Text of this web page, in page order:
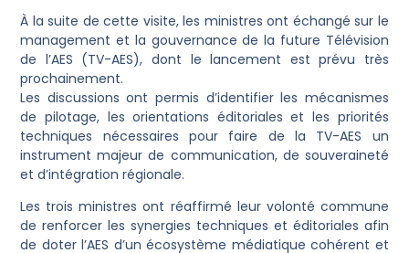
À la suite de cette visite, les ministres ont échangé sur le
management et la gouvernance de la future Télévision
de l’AES (TV-AES), dont le lancement est prévu très
prochainement.
Les discussions ont permis d’identifier les mécanismes
de pilotage, les orientations éditoriales et les priorités
techniques nécessaires pour faire de la TV-AES un
instrument majeur de communication, de souveraineté
et d’intégration régionale.
Les trois ministres ont réaffirmé leur volonté commune
de renforcer les synergies techniques et éditoriales afin
de doter l’AES d’un écosystème médiatique cohérent et